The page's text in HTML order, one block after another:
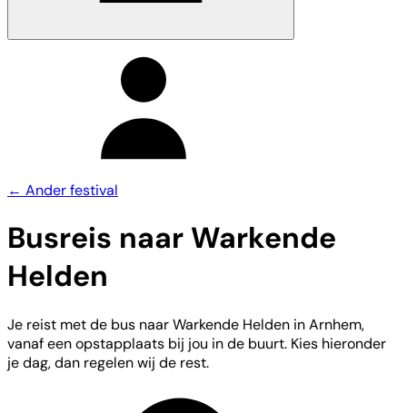
← Ander festival
Busreis naar Warkende
Helden
Je reist met de bus naar Warkende Helden in Arnhem,
vanaf een opstapplaats bij jou in de buurt. Kies hieronder
je dag, dan regelen wij de rest.